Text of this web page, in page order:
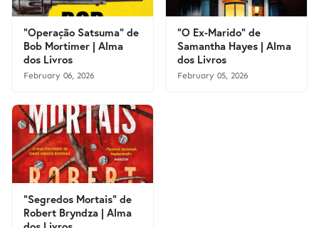
"Operação Satsuma" de
Bob Mortimer | Alma
dos Livros
February 06, 2026
"O Ex-Marido" de
Samantha Hayes | Alma
dos Livros
February 05, 2026
"Segredos Mortais" de
Robert Bryndza | Alma